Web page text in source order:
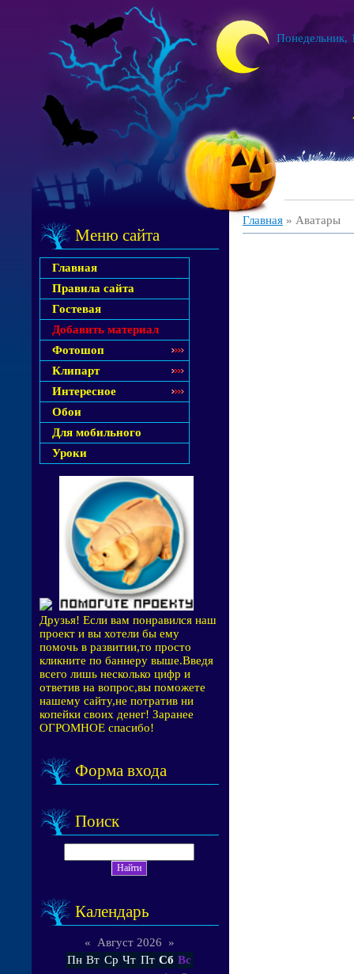
Понедельник,
Меню сайта
Главная
Правила сайта
Гостевая
Добавить материал
Фотошоп
Клипарт
Интересное
Обои
Для мобильного
Уроки
Друзья! Если вам понравился наш
проект и вы хотели бы ему
помочь в развитии,то просто
кликните по баннеру выше.Введя
всего лишь несколько цифр и
ответив на вопрос,вы поможете
нашему сайту,не потратив ни
копейки своих денег! Заранее
ОГРОМНОЕ спасибо!
Форма входа
Поиск
Календарь
« Август 2026
»
Пн Вт Ср Чт Пт Сб Вс
Главная » Аватары